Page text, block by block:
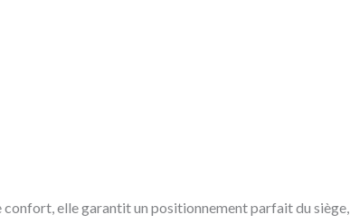
confort, elle garantit un positionnement parfait du siège,